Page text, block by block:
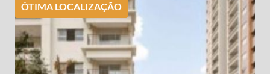
ÓTIMA LOCALIZAÇÃO